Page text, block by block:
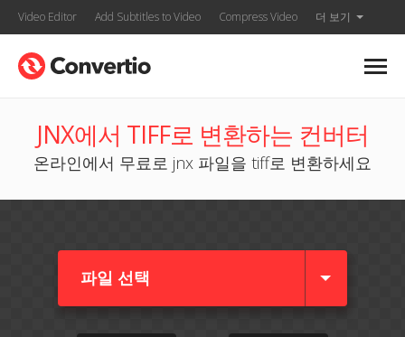
Video Editor Add Subtitles to Video Compress Video 더 보기
JNX에서 TIFF로 변환하는 컨버터
온라인에서 무료로 jnx 파일을 tiff로 변환하세요
파일 선택